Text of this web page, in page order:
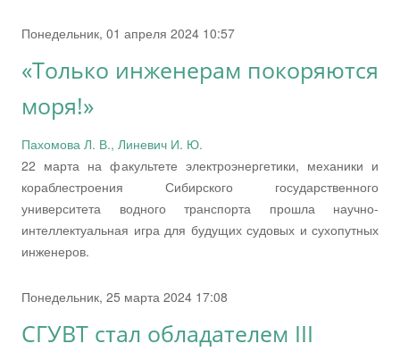
Понедельник, 01 апреля 2024 10:57
«Только инженерам покоряются
моря!»
Пахомова Л. В., Линевич И. Ю.
22 марта на факультете электроэнергетики, механики и
кораблестроения Сибирского государственного
университета водного транспорта прошла научно-
интеллектуальная игра для будущих судовых и сухопутных
инженеров.
Понедельник, 25 марта 2024 17:08
СГУВТ стал обладателем III